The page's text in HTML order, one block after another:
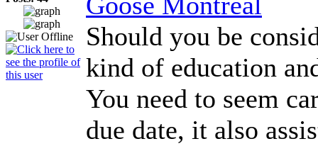
Should you be
kind of education
You need to seem
due date, it also